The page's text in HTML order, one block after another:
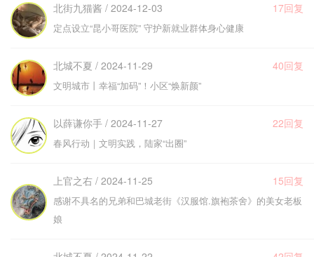
北街九猫酱 / 2024-12-03 17回复
定点设立“昆小哥医院” 守护新就业群体身心健康
北城不夏 / 2024-11-29 40回复
文明城市丨幸福“加码”！小区“焕新颜”
以薛谦你手 / 2024-11-27 22回复
春风行动｜文明实践，陆家“出圈”
上官之右 / 2024-11-25 15回复
感谢不具名的兄弟和巴城老街《汉服馆.旗袍茶舍》的美女老板
娘